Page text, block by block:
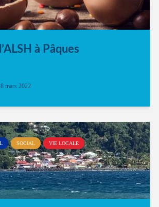
à Pâques
mars 2022
SOCIAL VIE LOCALE